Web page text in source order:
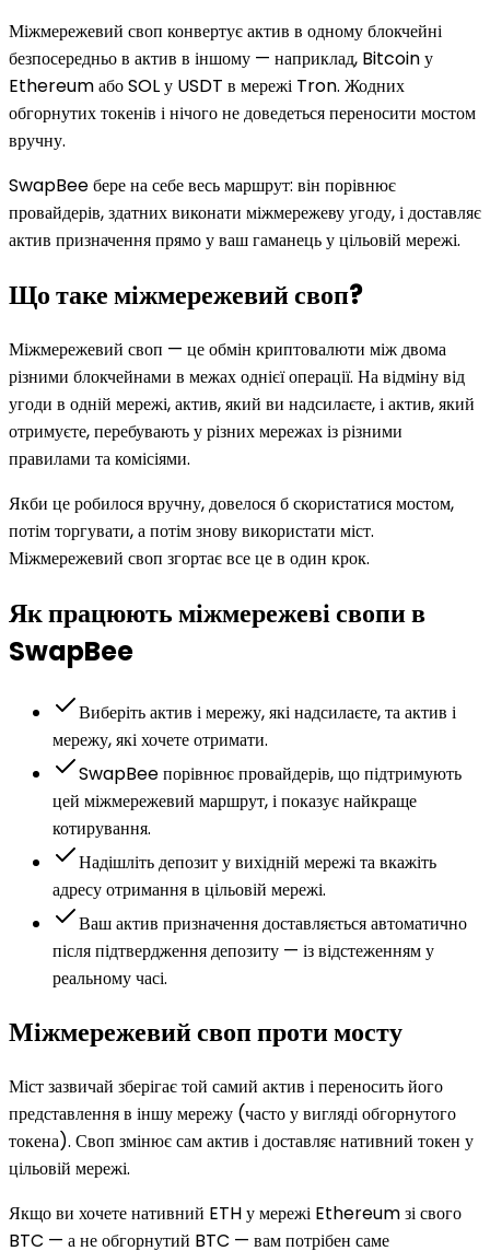
Міжмережевий своп конвертує актив в одному блокчейні
безпосередньо в актив в іншому — наприклад, Bitcoin у
Ethereum або SOL у USDT в мережі Tron. Жодних
обгорнутих токенів і нічого не доведеться переносити мостом
вручну.
SwapBee бере на себе весь маршрут: він порівнює
провайдерів, здатних виконати міжмережеву угоду, і доставляє
актив призначення прямо у ваш гаманець у цільовій мережі.
Що таке міжмережевий своп?
Міжмережевий своп — це обмін криптовалюти між двома
різними блокчейнами в межах однієї операції. На відміну від
угоди в одній мережі, актив, який ви надсилаєте, і актив, який
отримуєте, перебувають у різних мережах із різними
правилами та комісіями.
Якби це робилося вручну, довелося б скористатися мостом,
потім торгувати, а потім знову використати міст.
Міжмережевий своп згортає все це в один крок.
Як працюють міжмережеві свопи в
SwapBee
Виберіть актив і мережу, які надсилаєте, та актив і
мережу, які хочете отримати.
SwapBee порівнює провайдерів, що підтримують
цей міжмережевий маршрут, і показує найкраще
котирування.
Надішліть депозит у вихідній мережі та вкажіть
адресу отримання в цільовій мережі.
Ваш актив призначення доставляється автоматично
після підтвердження депозиту — із відстеженням у
реальному часі.
Міжмережевий своп проти мосту
Міст зазвичай зберігає той самий актив і переносить його
представлення в іншу мережу (часто у вигляді обгорнутого
токена). Своп змінює сам актив і доставляє нативний токен у
цільовій мережі.
Якщо ви хочете нативний ETH у мережі Ethereum зі свого
BTC — а не обгорнутий BTC — вам потрібен саме